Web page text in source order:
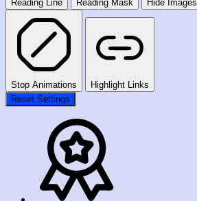
Reading Line Reading Mask Hide Images
Stop Animations
Highlight Links
Reset Settings